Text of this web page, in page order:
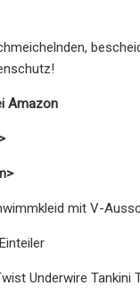
Amazon
mit V-
Underwire Tankini